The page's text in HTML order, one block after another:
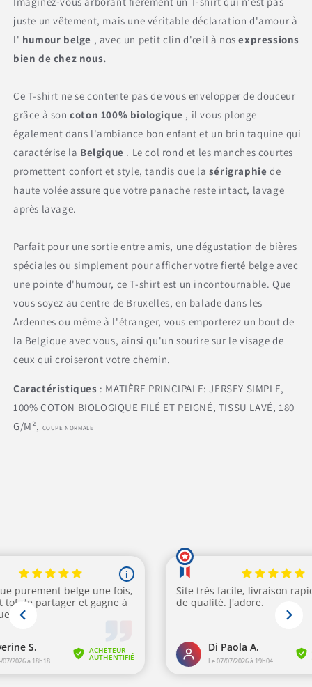
juste un vêtement, mais une véritable déclaration d'amour à
l' humour belge , avec un petit clin d'œil à nosexpressions
bien de chez nous.
Ce T-shirt ne se contente pas de vous envelopper de douceur
grâce à soncoton 100% biologique , il vous plonge
également dans l'ambiance bon enfant et un brin taquine qui
caractérise la Belgique . Le col rond et les manches courtes
promettent confort et style, tandis que la sérigraphie de
haute volée assure que votre panache reste intact, lavage
après lavage.
Parfait pour une sortie entre amis, une dégustation de bières
spéciales ou simplement pour afficher votre fierté belge avec
une pointe d'humour, ce T-shirt est un incontournable. Que
vous soyez au centre de Bruxelles, en balade dans les
Ardennes ou même à l'étranger, vous emporterez un bout de
la Belgique avec vous, ainsi qu'un sourire sur le visage de
ceux qui croiseront votre chemin.
Caractéristiques : MATIÈRE PRINCIPALE: JERSEY SIMPLE,
100% COTON BIOLOGIQUE FILÉ ET PEIGNÉ, TISSU LAVÉ, 180
G/M², COUPE NORMALE